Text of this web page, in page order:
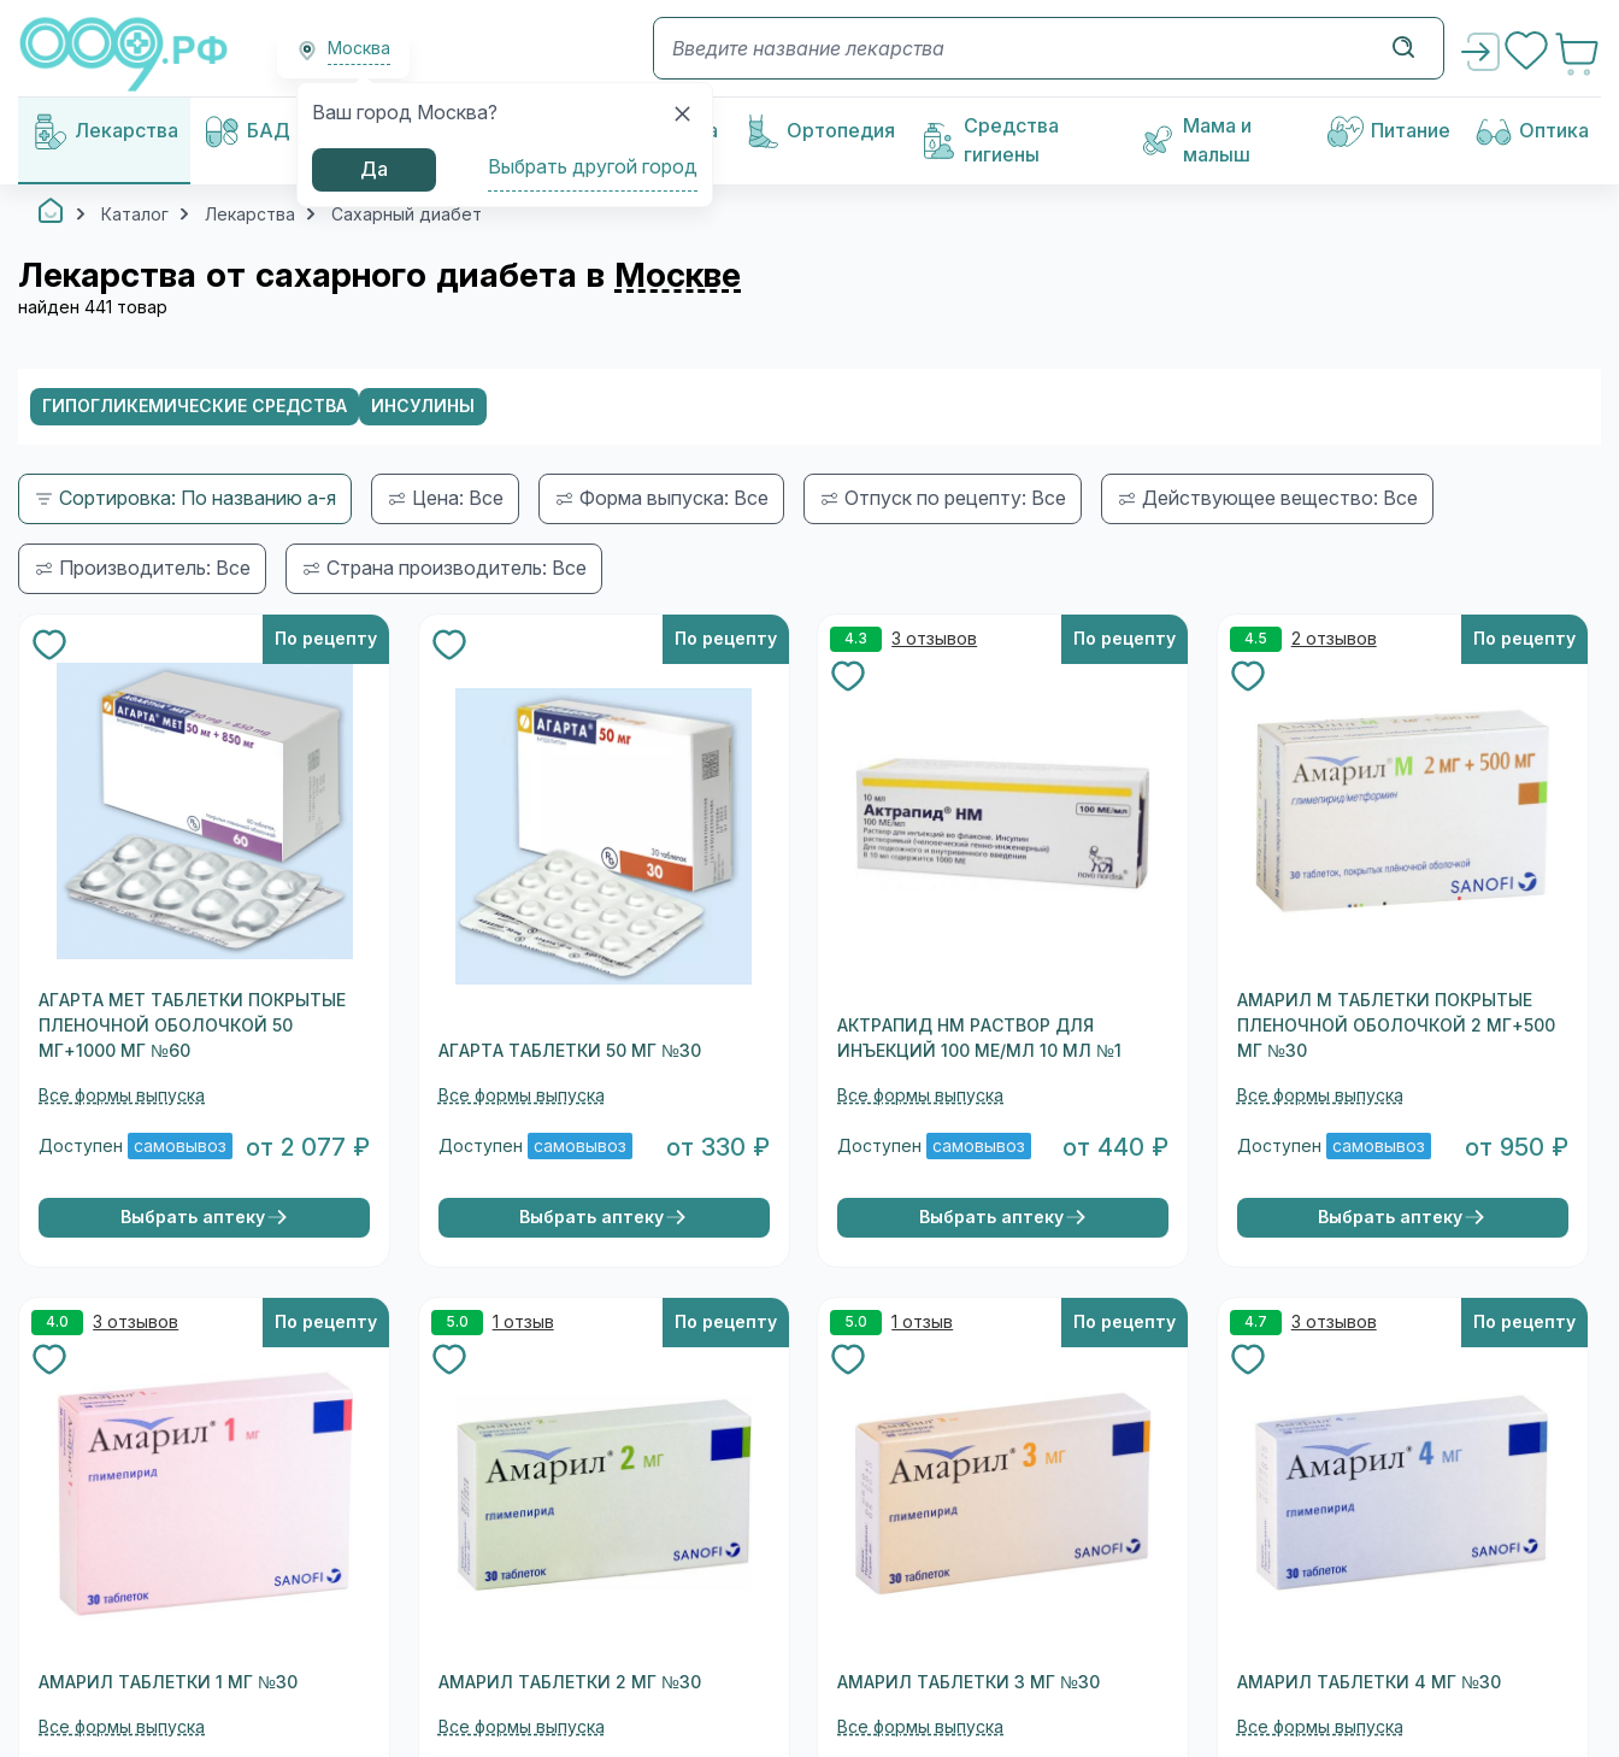
Москва
Ваш город Москва?
Да Выбрать другой город
Лекарства БАД
Медицинские
изделия
Косметика Ортопедия
Средства
гигиены
Мама и
малыш
Питание Оптика
Каталог Лекарства Сахарный диабет
Лекарства от сахарного диабета в Москве
найден 441 товар
ГИПОГЛИКЕМИЧЕСКИЕ СРЕДСТВА ИНСУЛИНЫ
Сортировка: По названию а-я Цена: Все Форма выпуска: Все Отпуск по рецепту: Все Действующее вещество: Все
Производитель: Все Страна производитель: Все
По рецепту
АГАРТА МЕТ ТАБЛЕТКИ ПОКРЫТЫЕ
ПЛЕНОЧНОЙ ОБОЛОЧКОЙ 50
МГ+1000 МГ №60
Все формы выпуска
Доступен самовывоз от 2 077 ₽
Выбрать аптеку
По рецепту
АГАРТА ТАБЛЕТКИ 50 МГ №30
Все формы выпуска
Доступен самовывоз от 330 ₽
Выбрать аптеку
4.3 3 отзывов По рецепту
АКТРАПИД НМ РАСТВОР ДЛЯ
ИНЪЕКЦИЙ 100 МЕ/МЛ 10 МЛ №1
Все формы выпуска
Доступен самовывоз от 440 ₽
Выбрать аптеку
4.5 2 отзывов По рецепту
АМАРИЛ М ТАБЛЕТКИ ПОКРЫТЫЕ
ПЛЕНОЧНОЙ ОБОЛОЧКОЙ 2 МГ+500
МГ №30
Все формы выпуска
Доступен самовывоз от 950 ₽
Выбрать аптеку
4.0 3 отзывов По рецепту
АМАРИЛ ТАБЛЕТКИ 1 МГ №30
Все формы выпуска
5.0 1 отзыв По рецепту
АМАРИЛ ТАБЛЕТКИ 2 МГ №30
Все формы выпуска
5.0 1 отзыв По рецепту
АМАРИЛ ТАБЛЕТКИ 3 МГ №30
Все формы выпуска
4.7 3 отзывов По рецепту
АМАРИЛ ТАБЛЕТКИ 4 МГ №30
Все формы выпуска